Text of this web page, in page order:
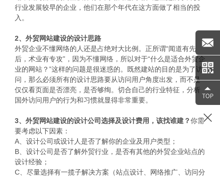
行业发展较早的企业，他们在那个年代在这方面做了相当的投
入。
2、外贸网站建设的设计思路
外贸企业不懂网络的人还是占绝对大比例。正所谓“闻道有先
后，术业有专攻”，因为不懂网络，所以对于“什么是适合外贸企
业的网站？”这样的问题是很迷惑的。既然建站的目的是为了访
问，那么必须所有的设计思路要从访问用户角度出发，而不是
仅仅看页面是否漂亮，是否够绚。切合自己的行业特征，分析
国外访问用户的行为和习惯就显得非常重要。
3、外贸网站建设的设计公司选择及设计费用，该找谁建？你需
要考虑以下因素：
A、设计公司或设计人是否了解你的企业及用户类型；
B、设计公司是否了解外贸行业，是否有其他的外贸企业站点的
设计经验；
C、尽量选择有一揽子解决方案（站点设计、网络推广、访问分